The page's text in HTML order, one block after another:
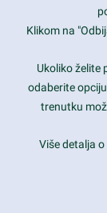
Daily: 9:00 am -
Sunday: Closed
Copyright 2017
Klikom na
Ukoliko želite
odaberite
trenutku
Više detalja